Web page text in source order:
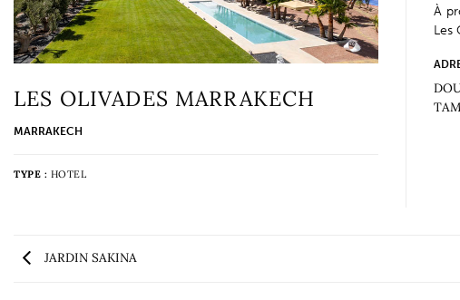
LES OLIVADES MARRAKECH
MARRAKECH
TYPE : HOTEL
À
Les
JARDIN SAKINA